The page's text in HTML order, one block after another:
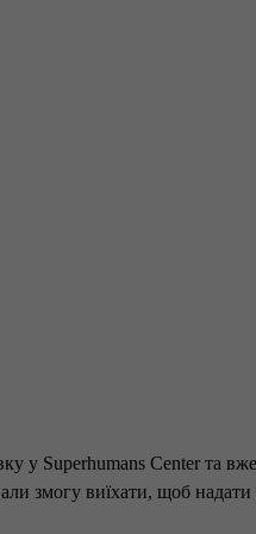
у Superhumans Center та
змогу виїхати, щоб